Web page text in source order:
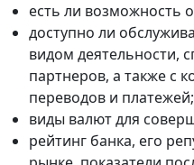
есть ли возможность
доступно ли
видом деятельности,
партнеров, а также с
переводов и платежей;
виды валют для
рейтинг банка, его